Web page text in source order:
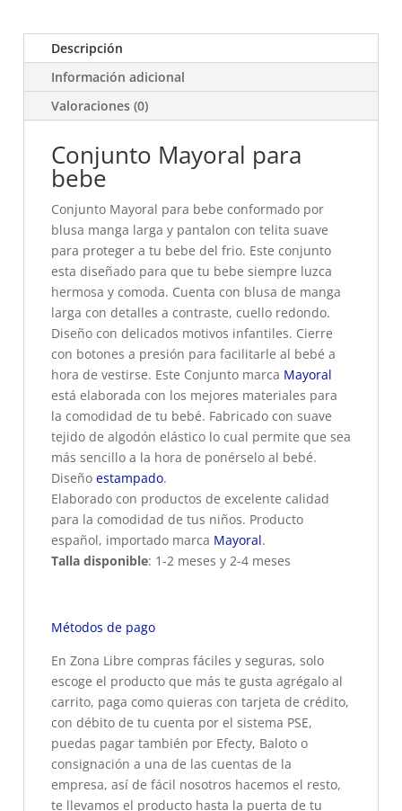
Descripción
Información adicional
Valoraciones (0)
Conjunto Mayoral para
bebe
Conjunto Mayoral para bebe conformado por
blusa manga larga y pantalon con telita suave
para proteger a tu bebe del frio. Este conjunto
esta diseñado para que tu bebe siempre luzca
hermosa y comoda. Cuenta con blusa de manga
larga con detalles a contraste, cuello redondo.
Diseño con delicados motivos infantiles. Cierre
con botones a presión para facilitarle al bebé a
hora de vestirse. Este Conjunto marca Mayoral
está elaborada con los mejores materiales para
la comodidad de tu bebé. Fabricado con suave
tejido de algodón elástico lo cual permite que sea
más sencillo a la hora de ponérselo al bebé.
Diseño estampado.
Elaborado con productos de excelente calidad
para la comodidad de tus niños. Producto
español, importado marca Mayoral.
Talla disponible: 1-2 meses y 2-4 meses
Métodos de pago
En Zona Libre compras fáciles y seguras, solo
escoge el producto que más te gusta agrégalo al
carrito, paga como quieras con tarjeta de crédito,
con débito de tu cuenta por el sistema PSE,
puedas pagar también por Efecty, Baloto o
consignación a una de las cuentas de la
empresa, así de fácil nosotros hacemos el resto,
te llevamos el producto hasta la puerta de tu